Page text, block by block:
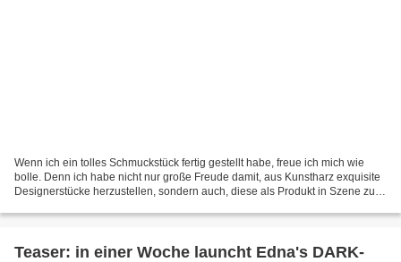
Wenn ich ein tolles Schmuckstück fertig gestellt habe, freue ich mich wie
bolle. Denn ich habe nicht nur große Freude damit, aus Kunstharz exquisite
Designerstücke herzustellen, sondern auch, diese als Produkt in Szene zu
Teaser: in einer Woche launcht Edna's DARK-